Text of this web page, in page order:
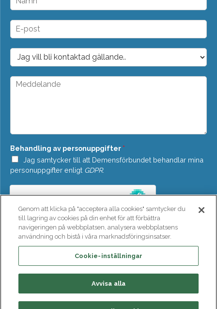
m
n
E
p
o
t
*
D
o
p
M
a
d
e
*
Behandling av personuppgifter *
Jag samtycker till att Demensförbundet behandlar mina
personuppgifter enligt GDPR.
SKICKA
Genom att klicka på "acceptera alla cookies" samtycker du
till lagring av cookies på din enhet för att förbättra
navigeringen på webbplatsen, analysera webbplatsens
användning och bistå i våra marknadsföringsinsatser.
Cookie-inställningar
Avvisa alla